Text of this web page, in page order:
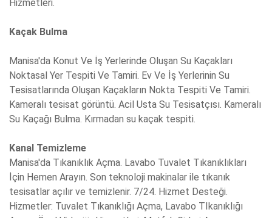
Hizmetleri.
Kaçak Bulma
Manisa'da Konut Ve İş Yerlerinde Oluşan Su Kaçakları
Noktasal Yer Tespiti Ve Tamiri. Ev Ve İş Yerlerinin Su
Tesisatlarında Oluşan Kaçakların Nokta Tespiti Ve Tamiri.
Kameralı tesisat görüntü. Acil Usta Su Tesisatçısı. Kameralı
Su Kaçağı Bulma. Kırmadan su kaçak tespiti.
Kanal Temizleme
Manisa'da Tıkanıklık Açma. Lavabo Tuvalet Tıkanıklıkları
İçin Hemen Arayın. Son teknoloji makinalar ile tıkanık
tesisatlar açılır ve temizlenir. 7/24. Hizmet Desteği.
Hizmetler: Tuvalet Tıkanıklığı Açma, Lavabo TIkanıklığı